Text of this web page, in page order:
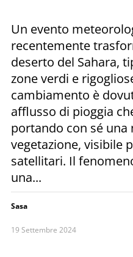
Un evento
recentemente
deserto del Sahara,
zone verdi e
cambiamento è
afflusso di pioggia
portando con sé
vegetazione, visibile
satellitari. Il
una...
Sasa
19 Settembre 2024